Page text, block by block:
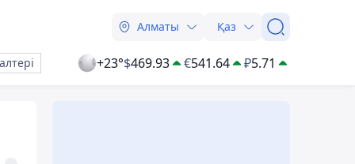
Алматы Қаз
+23°$469.93 €541.64 ₽5.71